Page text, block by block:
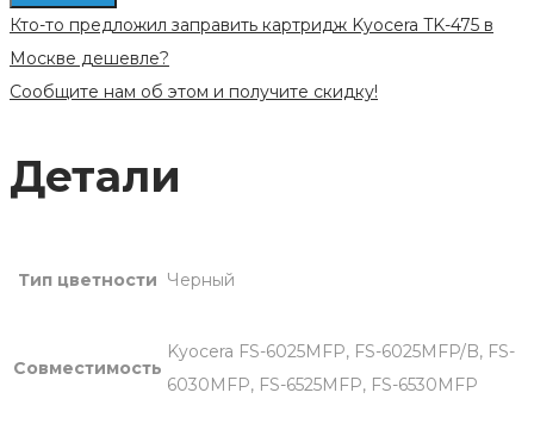
Кто-то предложил заправить картридж Kyocera TK-475 в
Москве дешевле?
Сообщите нам об этом и получите скидку!
Детали
Тип цветности Черный
Совместимость
Kyocera FS-6025MFP, FS-6025MFP/B, FS-
6030MFP, FS-6525MFP, FS-6530MFP